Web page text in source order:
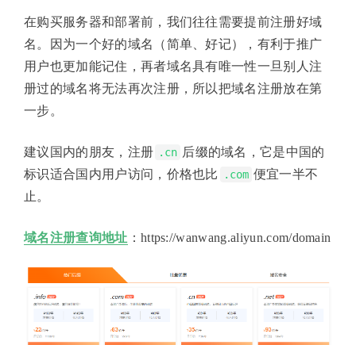
在购买服务器和部署前，我们往往需要提前注册好域
名。因为一个好的域名（简单、好记），有利于推广
用户也更加能记住，再者域名具有唯一性一旦别人注
册过的域名将无法再次注册，所以把域名注册放在第
一步。
建议国内的朋友，注册 .cn 后缀的域名，它是中国的
标识适合国内用户访问，价格也比
.com 便宜一半不
止。
域名注册查询地址 ：https://wanwang.aliyun.com/domain